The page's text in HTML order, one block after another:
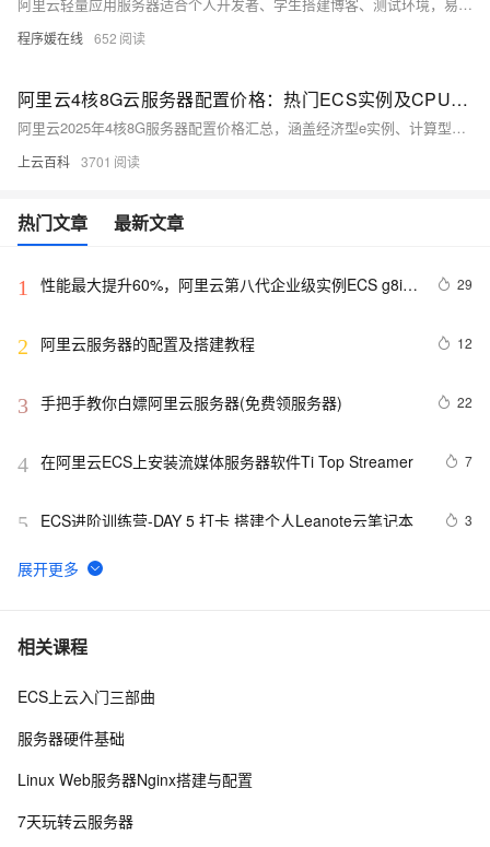
程序媛在线 652
阿里云4核8G云服务器配置价格：热门ECS实例及CPU处理器型号说明
阿里云2025年4核8G服务器配置价格汇总，涵盖经济型e实例、计算型c9i等热门ECS实例，CPU含Intel Xeon及AMD EPYC系列，月费159元起，年付低至1578元，按小时计费0.45元起，实际购买享折扣优惠。
上云百科 3701
热门文章 最新文章
1
性能最大提升60%，阿里云第八代企业级实例ECS g8i正
29
2 阿里云服务器的配置及搭建教程 12
3 手把手教你白嫖阿里云服务器(免费领服务器) 22
4 在阿里云ECS上安装流媒体服务器软件Ti Top Streamer 7
5 ECS进阶训练营-DAY 5 打卡 搭建个人Leanote云笔记本 3
6 报道称黑客利用微软IIS安全漏洞 入侵大学服务器
7 阿里云2核4G配置服务器可选实例及收费价格参考
8 卖爆了！阿里云99元服务器新老用户同享，续费不涨
WebGIS系统的公网发布
10Android Socket与服务器通信通用Demo
相关课程
ECS上云入门三部曲
服务器硬件基础
Linux Web服务器Nginx搭建与配置
7天玩转云服务器